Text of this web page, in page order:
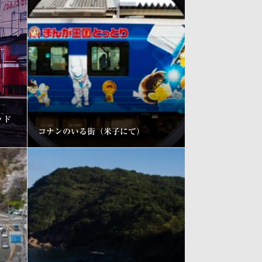
ド
コナンのいる街（米子にて）